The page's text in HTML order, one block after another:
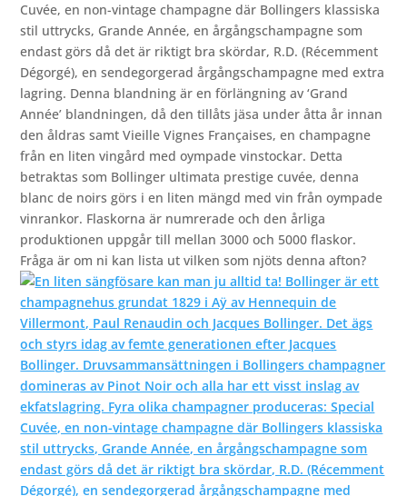
Cuvée, en non-vintage champagne där Bollingers klassiska
stil uttrycks, Grande Année, en årgångschampagne som
endast görs då det är riktigt bra skördar, R.D. (Récemment
Dégorgé), en sendegorgerad årgångschampagne med extra
lagring. Denna blandning är en förlängning av ‘Grand
Année’ blandningen, då den tillåts jäsa under åtta år innan
den åldras samt Vieille Vignes Françaises, en champagne
från en liten vingård med oympade vinstockar. Detta
betraktas som Bollinger ultimata prestige cuvée, denna
blanc de noirs görs i en liten mängd med vin från oympade
vinrankor. Flaskorna är numrerade och den årliga
produktionen uppgår till mellan 3000 och 5000 flaskor.
Fråga är om ni kan lista ut vilken som njöts denna afton?